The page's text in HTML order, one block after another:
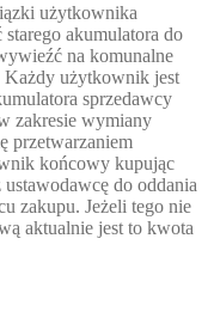
użytkownika
akumulatora do
na komunalne
Każdy użytkownik jest
sprzedawcy
zakresie wymiany
przetwarzaniem
końcowy kupując
do oddania
zakupu. Jeżeli tego nie
aktualnie jest to kwota